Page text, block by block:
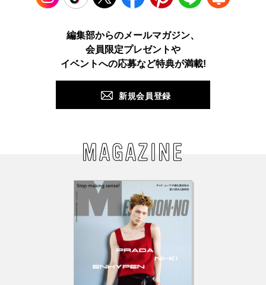
TikTok Facebook Pinterest LINE
編集部からのメールマガジン、
会員限定プレゼントや
イベントへの応募など特典が満載!
新規会員登録
MAGAZINE